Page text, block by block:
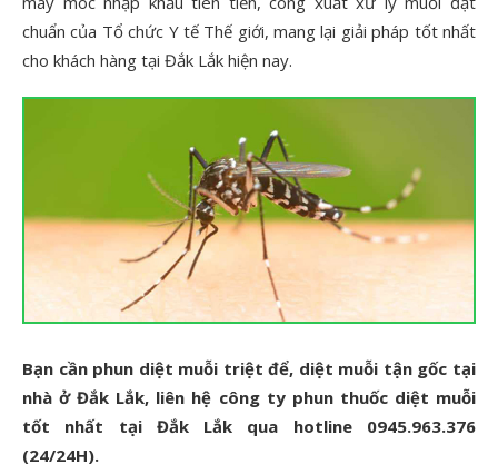
chuẩn của Tổ chức Y tế Thế giới, mang lại giải pháp tốt nhất
cho khách hàng tại Đắk Lắk hiện nay.
Bạn cần phun diệt muỗi triệt để, diệt muỗi tận gốc tại
nhà ở Đắk Lắk, liên hệ công ty phun thuốc diệt muỗi
tốt nhất tại Đắk Lắk qua hotline 0945.963.376
(24/24H).